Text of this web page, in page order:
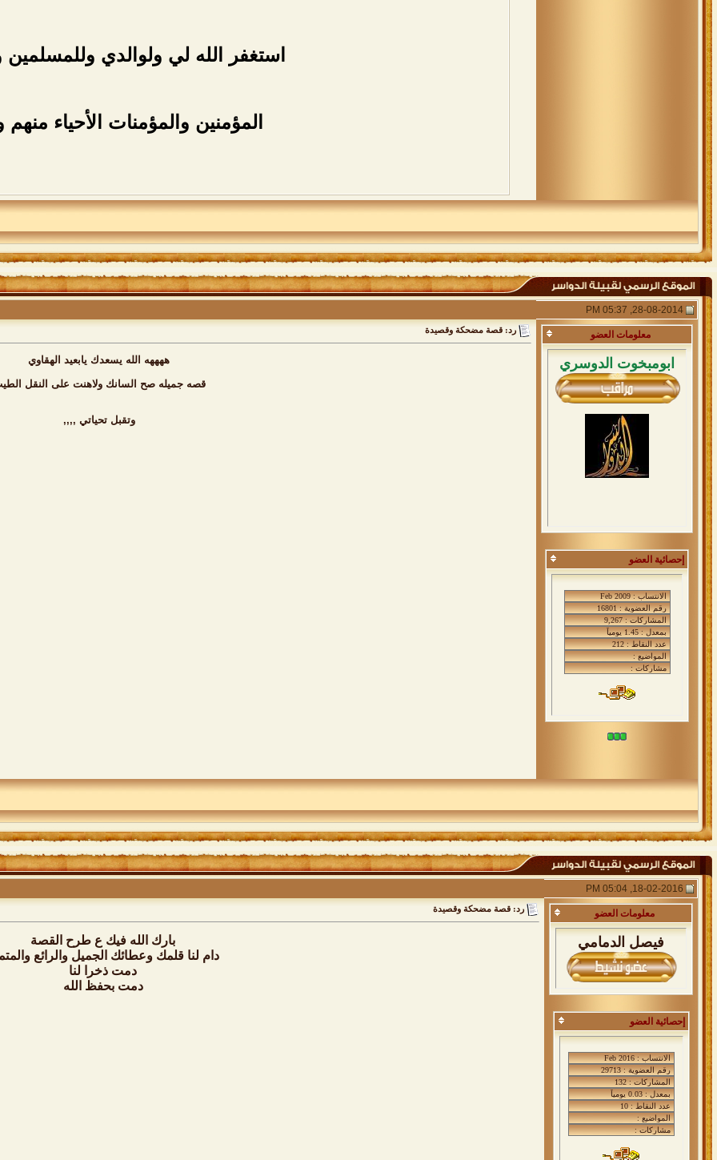
استغفر الله لي ولوالدي
المؤمنين والمؤمنات الأحياء منهم
معلومات العضو
ابومبخوت الدوسري
إحصائية العضو
رد: قصة مضحكة وقصيدة
ههههه الله يسعدك يابعيد الهقاوي
قصه جميله صح السانك ولاهنت على النقل
وتقبل تحياتي ,,,,
معلومات العضو
فيصل الدمامي
إحصائية العضو
رد: قصة مضحكة وقصيدة
بارك الله فيك ع طرح القصة
دام لنا قلمك وعطائك الجميل والرائع
دمت ذخرا لنا
دمت بحفظ الله